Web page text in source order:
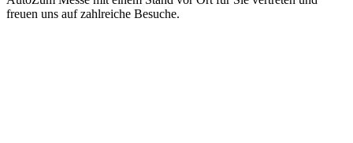
freuen uns auf zahlreiche Besuche.